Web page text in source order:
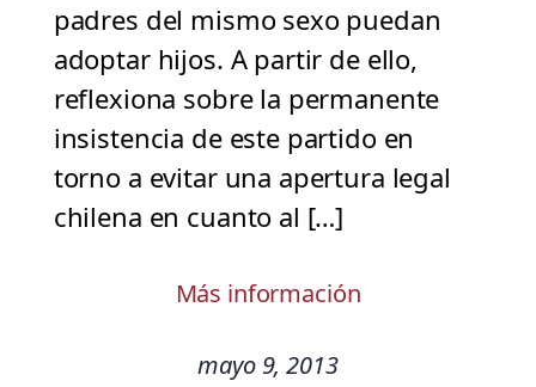
padres del mismo sexo puedan
adoptar hijos. A partir de ello,
reflexiona sobre la permanente
insistencia de este partido en
torno a evitar una apertura legal
chilena en cuanto al […]
Más información
mayo 9, 2013